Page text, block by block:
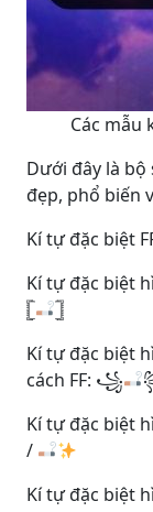
Các mẫu
Dưới đây là bộ
đẹp, phổ biến
Kí tự đặc biệt
Kí tự đặc biệt
𓊈
𓊉
Kí tự đặc biệt
cách FF: ꧁
Kí tự đặc biệt
/
Kí tự đặc biệt